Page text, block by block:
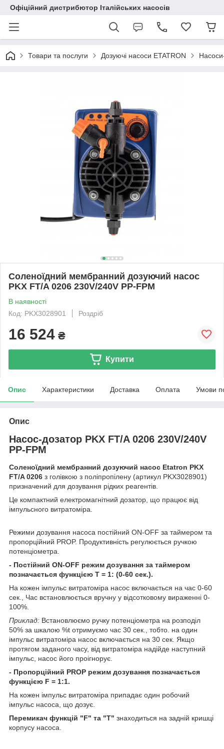
Офіційний дистрибютор Італійських насосів
Товари та послуги Дозуючі насоси ETATRON
Соленоїдний мембранний дозуючий насос
PKX FT/A 0206 230V/240V PP-FPM
В наявності
Код: PKX3028901
Роздріб
16 524 ₴
Купити
Опис Характеристики Доставка Оплата Умови
Опис
Насос-дозатор PKX FT/A 0206 230V/240V
PP-FPM
Соленоїдний мембранний дозуючий насос Etatron PKX
FT/A 0206 з голівкою з поліпропілену (артикул PKX3028901)
призначений для дозування рідких реагентів.
Це компактний електромагнітний дозатор, що працює від
імпульсного витратоміра.
Режими дозування насоса постійний ON-OFF за таймером та
пропорційний PROP. Продуктивність регулюється ручкою
потенціометра.
- Постійний ON-OFF режим дозування за таймером
позначається функцією T = 1: (0-60 сек.).
На кожен імпульс витратоміра насос включається на час 0-60
сек., Час встановлюється вручну у відсотковому вираженні 0-
100%.
Приклад: Встановлюємо ручку потенціометра на розподіл
50% за шкалою %t отримуємо час 30 сек., тобто. на один
імпульс витратоміра насос включається на 30 сек. Якщо
протягом заданого часу, від витратоміра надійде наступний
імпульс, насос його проігнорує.
- Пропорційний PROP режим дозування позначається
функцією F = 1:1.
На кожен імпульс витратоміра припадає один робочий
імпульс насоса, що дозує.
Перемикач функцій "F" та "T" знаходиться на задній кришці
корпусу насоса.